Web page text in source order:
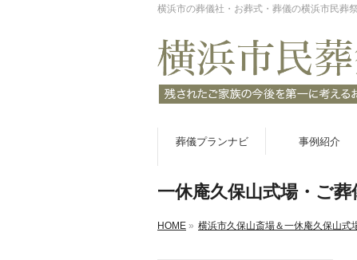
横浜市の葬儀社・お葬式・葬儀の横浜市民葬
葬儀プランナビ 事例紹介
一休庵久保山式場・ご
HOME » 横浜市久保山斎場＆一休庵久保山式